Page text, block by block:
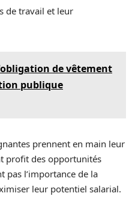
de travail et leur
de vêtement
publique
prennent en main leur
profit des opportunités
pas l’importance de la
leur potentiel salarial.